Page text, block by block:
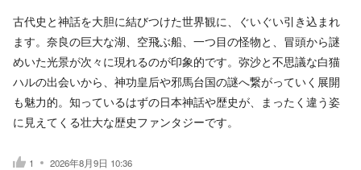
古代史と神話を大胆に結びつけた世界観に、ぐいぐい引き込まれ
ます。奈良の巨大な湖、空飛ぶ船、一つ目の怪物と、冒頭から謎
めいた光景が次々に現れるのが印象的です。弥沙と不思議な白猫
ハルの出会いから、神功皇后や邪馬台国の謎へ繋がっていく展開
も魅力的。知っているはずの日本神話や歴史が、まったく違う姿
に見えてくる壮大な歴史ファンタジーです。
1 2026年8月9日 10:36